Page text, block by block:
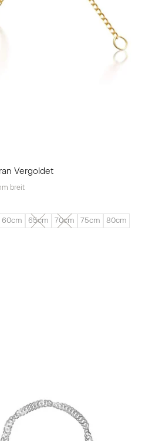
Vergoldet
breit
60cm 65cm 70cm 75cm 80cm